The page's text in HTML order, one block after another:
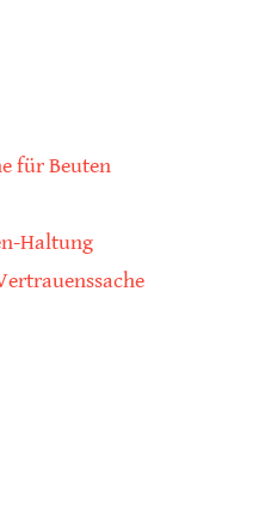
für Beuten
Haltung